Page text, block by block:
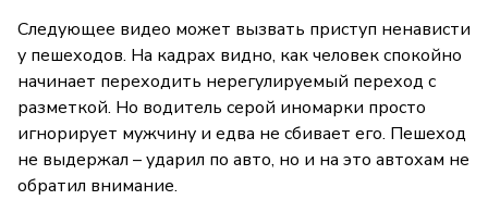
Следующее видео может вызвать приступ ненависти
у пешеходов. На кадрах видно, как человек спокойно
начинает переходить нерегулируемый переход с
разметкой. Но водитель серой иномарки просто
игнорирует мужчину и едва не сбивает его. Пешеход
не выдержал – ударил по авто, но и на это автохам не
обратил внимание.